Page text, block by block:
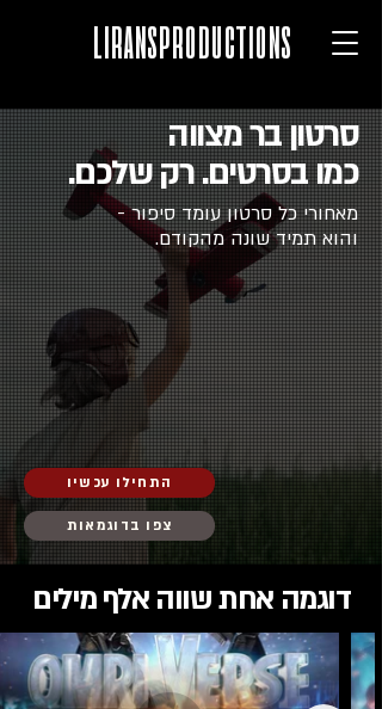
LIRANSPRODUCTIONS
סרטון בר מצווה
כמו בסרטים. רק שלכם.
מאחורי כל סרטון עומד סיפור -
והוא תמיד שונה מהקודם.
התחילו עכשיו
צפו בדוגמאות
דוגמה אחת שווה אלף מילים